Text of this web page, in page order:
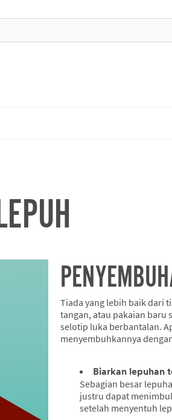
Tiada yang lebih baik dari
tangan, atau pakaian baru
selotip luka berbantalan.
menyembuhkannya
Biarkan lepuhan
Sebagian besar
justru dapat
setelah menyentuh